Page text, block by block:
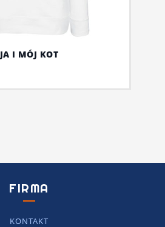
JA I MÓJ KOT
FIRMA
KONTAKT